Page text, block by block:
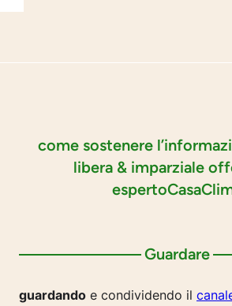
come sostenere
libera & imparziale
Guardare
guardando e condividendo il